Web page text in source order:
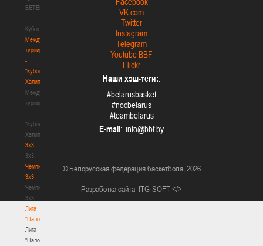
BETERA
-
Кубок
Международный
турнир
-
"Кубок
Халипского"
Международный
турнир
-
"Кубок
Халипского"
3x3
3x3
Чемпионат
3х3
Чемпионат
3х3
Лига
"Палова"
Лига
"Палова"
VK.com
Twitter
Instagram
Telegram
Youtube BBF
Flickr
Наши хэш-теги::
#belarusbasket
#nocbelarus
#teambelarus
E-mail:
© Белорусская федерация баскетбола, 2026
Разработка сайта ITG-SOFT </>